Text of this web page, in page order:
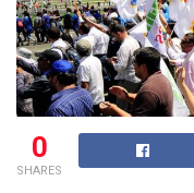
0
SHARES